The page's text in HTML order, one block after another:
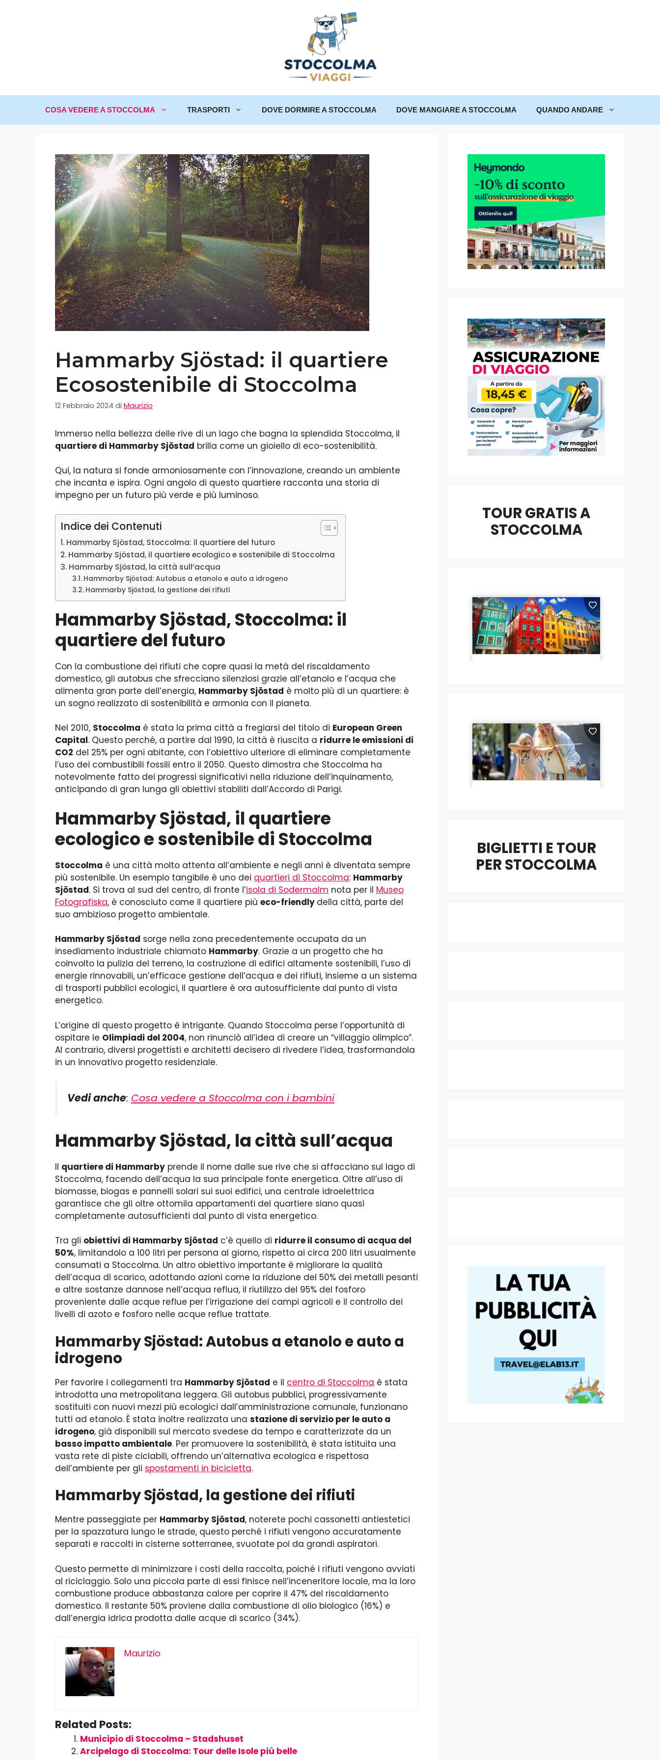
COSA VEDERE A STOCCOLMA TRASPORTI DOVE DORMIRE A STOCCOLMA DOVE MANGIARE A STOCCOLMA QUANDO ANDARE
Hammarby Sjöstad: il quartiere
Ecosostenibile di Stoccolma
12 Febbraio 2024 di Maurizio
Immerso nella bellezza delle rive di un lago che bagna la splendida Stoccolma, il
quartiere di Hammarby Sjöstad brilla come un gioiello di eco-sostenibilità.
Qui, la natura si fonde armoniosamente con l’innovazione, creando un ambiente
che incanta e ispira. Ogni angolo di questo quartiere racconta una storia di
impegno per un futuro più verde e più luminoso.
Indice dei Contenuti
Hammarby Sjöstad, Stoccolma: il quartiere del futuro
Hammarby Sjöstad, il quartiere ecologico e sostenibile di Stoccolma
Hammarby Sjöstad, la città sull’acqua
Hammarby Sjöstad: Autobus a etanolo e auto a idrogeno
Hammarby Sjöstad, la gestione dei rifiuti
Hammarby Sjöstad, Stoccolma: il
quartiere del futuro
Con la combustione dei rifiuti che copre quasi la metà del riscaldamento
domestico, gli autobus che sfrecciano silenziosi grazie all’etanolo e l’acqua che
alimenta gran parte dell’energia, Hammarby Sjöstad è molto più di un quartiere: è
un sogno realizzato di sostenibilità e armonia con il pianeta.
Nel 2010, Stoccolma è stata la prima città a fregiarsi del titolo di European Green
Capital. Questo perché, a partire dal 1990, la città è riuscita a ridurre le emissioni di
CO2 del 25% per ogni abitante, con l’obiettivo ulteriore di eliminare completamente
l’uso dei combustibili fossili entro il 2050. Questo dimostra che Stoccolma ha
notevolmente fatto dei progressi significativi nella riduzione dell’inquinamento,
anticipando di gran lunga gli obiettivi stabiliti dall’Accordo di Parigi.
Hammarby Sjöstad, il quartiere
ecologico e sostenibile di Stoccolma
Stoccolma è una città molto attenta all’ambiente e negli anni è diventata sempre
più sostenibile. Un esempio tangibile è uno dei quartieri di Stoccolma: Hammarby
Sjöstad. Si trova al sud del centro, di fronte l’isola di Sodermalm nota per il Museo
Fotografiska, è conosciuto come il quartiere più eco-friendly della città, parte del
suo ambizioso progetto ambientale.
Hammarby Sjöstad sorge nella zona precedentemente occupata da un
insediamento industriale chiamato Hammarby. Grazie a un progetto che ha
coinvolto la pulizia del terreno, la costruzione di edifici altamente sostenibili, l’uso di
energie rinnovabili, un’efficace gestione dell’acqua e dei rifiuti, insieme a un sistema
di trasporti pubblici ecologici, il quartiere è ora autosufficiente dal punto di vista
energetico.
L’origine di questo progetto è intrigante. Quando Stoccolma perse l’opportunità di
ospitare le Olimpiadi del 2004, non rinunciò all’idea di creare un “villaggio olimpico”.
Al contrario, diversi progettisti e architetti decisero di rivedere l’idea, trasformandola
in un innovativo progetto residenziale.
Vedi anche: Cosa vedere a Stoccolma con i bambini
Hammarby Sjöstad, la città sull’acqua
Il quartiere di Hammarby prende il nome dalle sue rive che si affacciano sul lago di
Stoccolma, facendo dell’acqua la sua principale fonte energetica. Oltre all’uso di
biomasse, biogas e pannelli solari sui suoi edifici, una centrale idroelettrica
garantisce che gli oltre ottomila appartamenti del quartiere siano quasi
completamente autosufficienti dal punto di vista energetico.
Tra gli obiettivi di Hammarby Sjöstad c’è quello di ridurre il consumo di acqua del
50%, limitandolo a 100 litri per persona al giorno, rispetto ai circa 200 litri usualmente
consumati a Stoccolma. Un altro obiettivo importante è migliorare la qualità
dell’acqua di scarico, adottando azioni come la riduzione del 50% dei metalli pesanti
e altre sostanze dannose nell’acqua reflua, il riutilizzo del 95% del fosforo
proveniente dalle acque reflue per l’irrigazione dei campi agricoli e il controllo dei
livelli di azoto e fosforo nelle acque reflue trattate.
Hammarby Sjöstad: Autobus a etanolo e auto a
idrogeno
Per favorire i collegamenti tra Hammarby Sjöstad e il centro di Stoccolma è stata
introdotta una metropolitana leggera. Gli autobus pubblici, progressivamente
sostituiti con nuovi mezzi più ecologici dall’amministrazione comunale, funzionano
tutti ad etanolo. È stata inoltre realizzata una stazione di servizio per le auto a
idrogeno, già disponibili sul mercato svedese da tempo e caratterizzate da un
basso impatto ambientale. Per promuovere la sostenibilità, è stata istituita una
vasta rete di piste ciclabili, offrendo un’alternativa ecologica e rispettosa
dell’ambiente per gli spostamenti in bicicletta.
Hammarby Sjöstad, la gestione dei rifiuti
Mentre passeggiate per Hammarby Sjöstad, noterete pochi cassonetti antiestetici
per la spazzatura lungo le strade, questo perché i rifiuti vengono accuratamente
separati e raccolti in cisterne sotterranee, svuotate poi da grandi aspiratori.
Questo permette di minimizzare i costi della raccolta, poiché i rifiuti vengono avviati
al riciclaggio. Solo una piccola parte di essi finisce nell’inceneritore locale, ma la loro
combustione produce abbastanza calore per coprire il 47% del riscaldamento
domestico. Il restante 50% proviene dalla combustione di olio biologico (16%) e
dall’energia idrica prodotta dalle acque di scarico (34%).
Maurizio
Related Posts:
Municipio di Stoccolma – Stadshuset
Arcipelago di Stoccolma: Tour delle Isole più belle
TOUR GRATIS A
STOCCOLMA
BIGLIETTI E TOUR
PER STOCCOLMA